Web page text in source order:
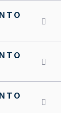
2023
DE 2023
2022